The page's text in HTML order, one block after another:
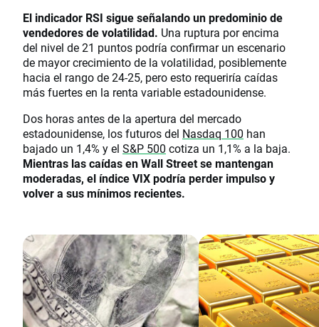
El indicador RSI sigue señalando un predominio de
vendedores de volatilidad. Una ruptura por encima
del nivel de 21 puntos podría confirmar un escenario
de mayor crecimiento de la volatilidad, posiblemente
hacia el rango de 24-25, pero esto requeriría caídas
más fuertes en la renta variable estadounidense.
Dos horas antes de la apertura del mercado
estadounidense, los futuros del Nasdaq 100 han
bajado un 1,4% y el S&P 500 cotiza un 1,1% a la baja.
Mientras las caídas en Wall Street se mantengan
moderadas, el índice VIX podría perder impulso y
volver a sus mínimos recientes.